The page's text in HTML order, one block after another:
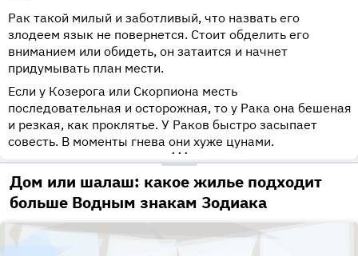
Рак такой милый и заботливый, что назвать его
злодеем язык не повернется. Стоит обделить его
вниманием или обидеть, он затаится и начнет
придумывать план мести.
Если у Козерога или Скорпиона месть
последовательная и осторожная, то у Рака она бешеная
и резкая, как проклятье. У Раков быстро засыпает
совесть. В моменты гнева они хуже цунами.
•••
Дом или шалаш: какое жилье подходит
больше Водным знакам Зодиака